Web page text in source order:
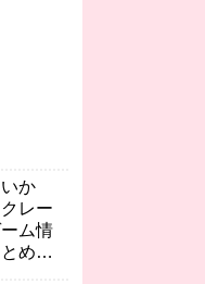
いか
レー
ム情
め